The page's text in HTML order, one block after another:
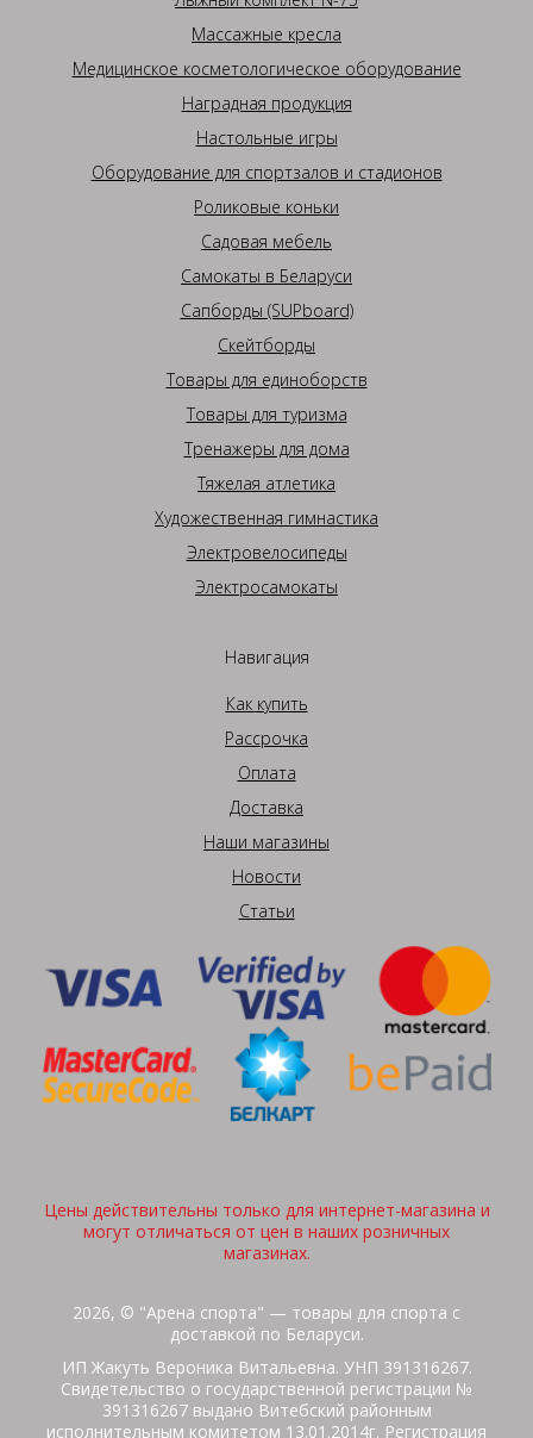
Массажные кресла
Медицинское косметологическое оборудование
Наградная продукция
Настольные игры
Оборудование для спортзалов и стадионов
Роликовые коньки
Садовая мебель
Самокаты в Беларуси
Сапборды (SUPboard)
Скейтборды
Товары для единоборств
Товары для туризма
Тренажеры для дома
Тяжелая атлетика
Художественная гимнастика
Электровелосипеды
Электросамокаты
Навигация
Как купить
Рассрочка
Оплата
Доставка
Наши магазины
Новости
Статьи
Цены действительны только для интернет-магазина и
могут отличаться от цен в наших розничных
магазинах.
2026, © "Арена спорта" — товары для спорта с
доставкой по Беларуси.
ИП Жакуть Вероника Витальевна. УНП 391316267.
Свидетельство о государственной регистрации №
391316267 выдано Витебский районным
исполнительным комитетом 13.01.2014г. Регистрация